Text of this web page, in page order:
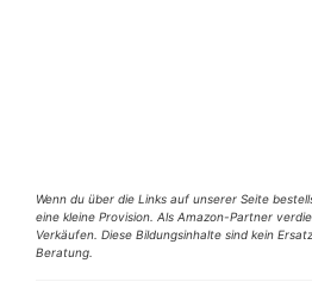
Wenn du über die Links auf unserer Seite
eine kleine Provision. Als Amazon-Partner
Verkäufen. Diese Bildungsinhalte sind kein
Beratung.